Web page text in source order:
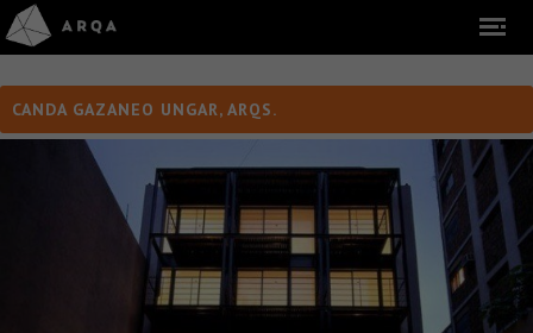
CANDA GAZANEO UNGAR, ARQS.